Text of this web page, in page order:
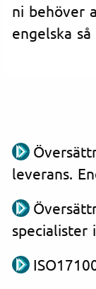
ni behöver
engelska
leverans.
specialister